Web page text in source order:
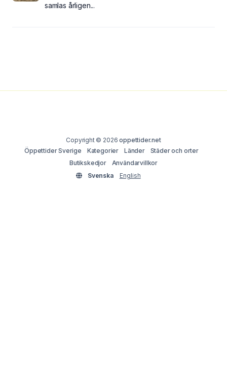
samlas årligen...
Copyright © 2026oppettider.net
Öppettider Sverige
Kategorier Länder
Städer och orter
Butikskedjor
Användarvillkor
Svenska
English